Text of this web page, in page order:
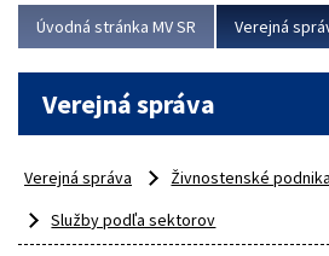
Úvodná stránka MV SR Verejná
Verejná správa
Verejná správa
Živnostenské
Služby podľa sektorov